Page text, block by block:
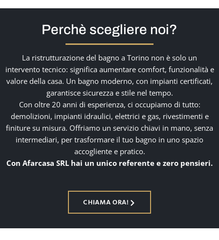
Perchè scegliere noi?
La ristrutturazione del bagno a Torino non è solo un
intervento tecnico: significa aumentare comfort, funzionalità e
valore della casa. Un bagno moderno, con impianti certificati,
garantisce sicurezza e stile nel tempo.
Con oltre 20 anni di esperienza, ci occupiamo di tutto:
demolizioni, impianti idraulici, elettrici e gas, rivestimenti e
finiture su misura. Offriamo un servizio chiavi in mano, senza
intermediari, per trasformare il tuo bagno in uno spazio
accogliente e pratico.
Con Afarcasa SRL hai un unico referente e zero pensieri.
CHIAMA ORA!